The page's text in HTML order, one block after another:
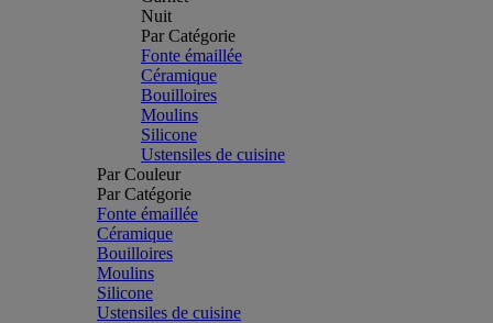
Nuit
Par Catégorie
Fonte émaillée
Céramique
Bouilloires
Moulins
Silicone
Ustensiles de cuisine
Par Couleur
Par Catégorie
Fonte émaillée
Céramique
Bouilloires
Moulins
Silicone
Ustensiles de cuisine